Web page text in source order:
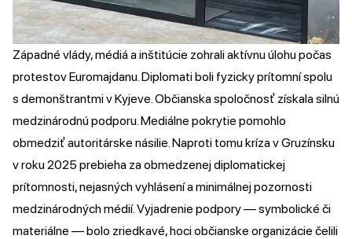
Západné vlády, médiá a inštitúcie zohrali aktívnu úlohu počas
protestov Euromajdanu. Diplomati boli fyzicky prítomní spolu
s demonštrantmi v Kyjeve. Občianska spoločnosť získala silnú
medzinárodnú podporu. Mediálne pokrytie pomohlo
obmedziť autoritárske násilie. Naproti tomu kríza v Gruzínsku
v roku 2025 prebieha za obmedzenej diplomatickej
prítomnosti, nejasných vyhlásení a minimálnej pozornosti
medzinárodných médií. Vyjadrenie podpory — symbolické či
materiálne — bolo zriedkavé, hoci občianske organizácie čelili